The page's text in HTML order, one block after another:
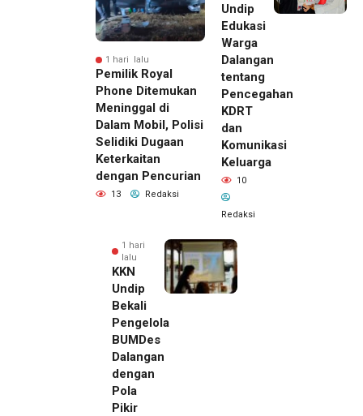
1 hari lalu
Pemilik Royal
Phone Ditemukan
Meninggal di
Dalam Mobil, Polisi
Selidiki Dugaan
Keterkaitan
dengan Pencurian
13 Redaksi
Undip
Edukasi
Warga
Dalangan
tentang
Pencegahan
KDRT
dan
Komunikasi
Keluarga
10
Redaksi
1 hari
lalu
KKN
Undip
Bekali
Pengelola
BUMDes
Dalangan
dengan
Pola
Pikir